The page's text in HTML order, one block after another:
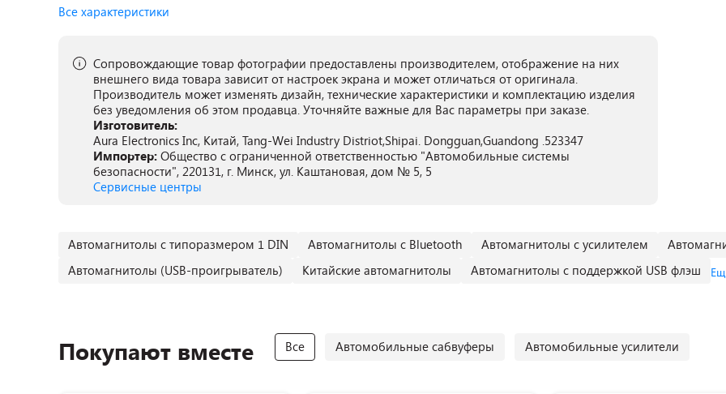
Все характеристики
Сопровождающие товар фотографии предоставлены производителем, отображение на них
внешнего вида товара зависит от настроек экрана и может отличаться от оригинала.
Производитель может изменять дизайн, технические характеристики и комплектацию изделия
без уведомления об этом продавца. Уточняйте важные для Вас параметры при заказе.
Изготовитель:
Aura Electronics Inc, Китай, Tang-Wei Industry Distriot,Shipai. Dongguan,Guandong .523347
Импортер: Общество с ограниченной ответственностью "Автомобильные системы
безопасности", 220131, г. Минск, ул. Каштановая, дом № 5, 5
Сервисные центры
Автомагнитолы с типоразмером 1 DIN Автомагнитолы с Bluetooth Автомагнитолы с усилителем
Автомагнитолы (USB-проигрыватель)
Китайские автомагнитолы Автомагнитолы с поддержкой USB флэш
Покупают вместе Все Автомобильные сабвуферы Автомобильные усилители